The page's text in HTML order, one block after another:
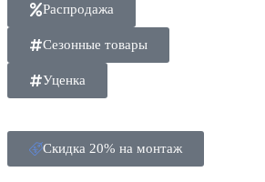
Распродажа
Сезонные товары
Уценка
Скидка 20% на монтаж